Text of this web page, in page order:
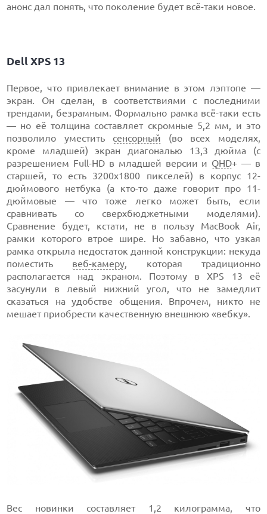
анонс дал понять, что поколение будет всё-таки новое.
Dell XPS 13
Первое, что привлекает внимание в этом лэптопе —
экран. Он сделан, в соответствиями с последними
трендами, безрамным. Формально рамка всё-таки есть
— но её толщина составляет скромные 5,2 мм, и это
позволило уместить сенсорный (во всех моделях,
кроме младшей) экран диагональю 13,3 дюйма (с
разрешением Full-HD в младшей версии и QHD+ — в
старшей, то есть 3200х1800 пикселей) в корпус 12-
дюймового нетбука (а кто-то даже говорит про 11-
дюймовые — что тоже легко может быть, если
сравнивать со сверхбюджетными моделями).
Сравнение будет, кстати, не в пользу MacBook Air,
рамки которого втрое шире. Но забавно, что узкая
рамка открыла недостаток данной конструкции: некуда
поместить веб-камеру , которая традиционно
располагается над экраном. Поэтому в XPS 13 её
засунули в левый нижний угол, что не замедлит
сказаться на удобстве общения. Впрочем, никто не
мешает приобрести качественную внешнюю «вебку».
Вес новинки составляет 1,2 килограмма, что